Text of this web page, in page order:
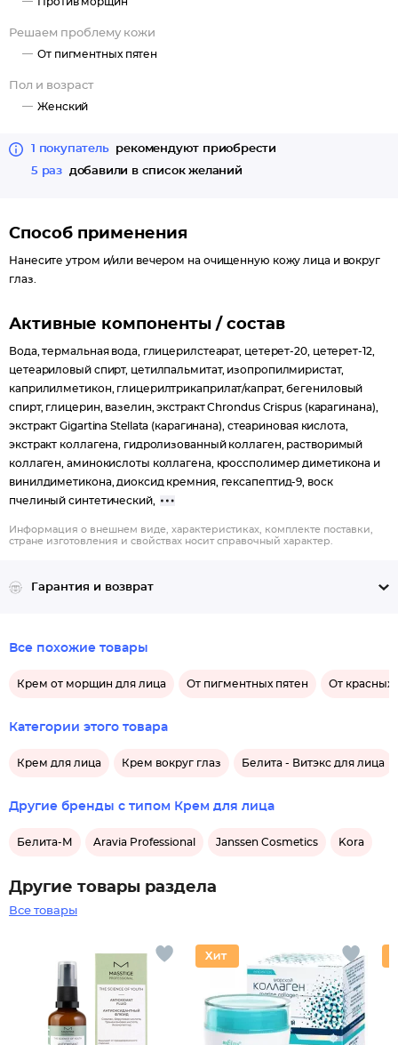
укрепляется коллаген-эластиновый каркас эпидермиса,
заметно разглаживаются морщинки, кожа выглядит упругой,
Подходит для кожи любого типа, в том числе чувствительной,
Решаем проблему кожи
От пигментных пятен
Пол и возраст
Женский
1 покупатель
рекомендуют приобрести
5 раз
добавили в список желаний
Способ применения
Нанесите утром и/или вечером на очищенную кожу лица и вокруг
глаз.
Активные компоненты / состав
Вода, термальная вода, глицерилстеарат, цетерет-20, цетерет-12,
цетеариловый спирт, цетилпальмитат, изопропилмиристат,
каприлилметикон, глицерилтрикаприлат/капрат, бегениловый
спирт, глицерин, вазелин, экстракт Chrondus Crispus (карагинана),
экстракт Gigartina Stellata (карагинана), стеариновая кислота,
экстракт коллагена, гидролизованный коллаген, растворимый
коллаген, аминокислоты коллагена, кроссполимер диметикона и
винилдиметикона, диоксид кремния, гексапептид-9, воск
пчелиный синтетический,
Информация о внешнем виде, характеристиках, комплекте поставки,
стране изготовления и свойствах носит справочный характер.
Гарантия и возврат
Все похожие товары
Крем от морщин для лица От пигментных пятен От красных
Категории этого товара
Крем для лица Крем вокруг глаз Белита - Витэкс для лица
Другие бренды с типом Крем для лица
Белита-М Aravia Professional Janssen Cosmetics Kora
Другие товары раздела
Все товары